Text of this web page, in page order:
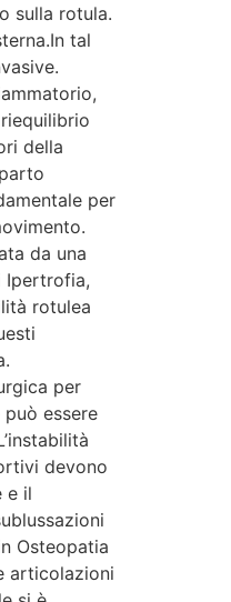
sulla rotula.
tal
della
per
da una
Ipertrofia,
rotulea
per
essere
devono
e il
Osteopatia
articolazioni